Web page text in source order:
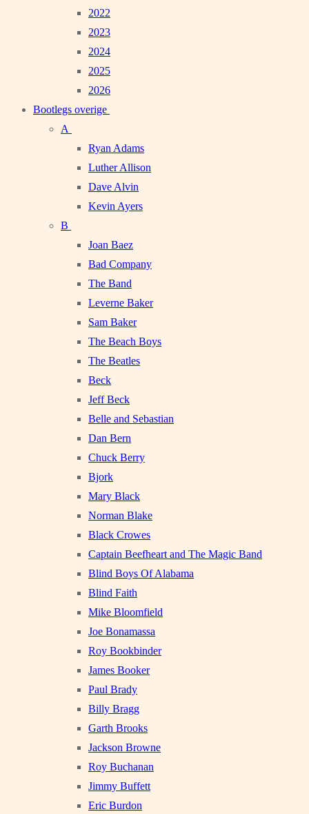
2022
2023
2024
2025
2026
Bootlegs overige
A
Ryan Adams
Luther Allison
Dave Alvin
Kevin Ayers
B
Joan Baez
Bad Company
The Band
Leverne Baker
Sam Baker
The Beach Boys
The Beatles
Beck
Jeff Beck
Belle and Sebastian
Dan Bern
Chuck Berry
Bjork
Mary Black
Norman Blake
Black Crowes
Captain Beefheart and The Magic Band
Blind Boys Of Alabama
Blind Faith
Mike Bloomfield
Joe Bonamassa
Roy Bookbinder
James Booker
Paul Brady
Billy Bragg
Garth Brooks
Jackson Browne
Roy Buchanan
Jimmy Buffett
Eric Burdon